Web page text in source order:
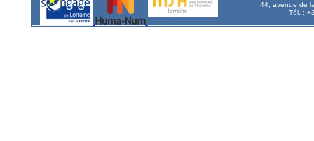
44, avenue de
Tél. :